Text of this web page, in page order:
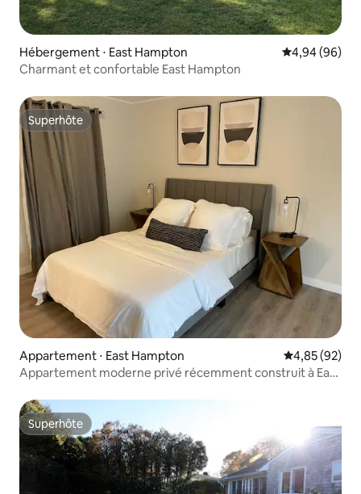
Hébergement ⋅ East Hampton Évaluation
4,94 (96)
Charmant et confortable East Hampton
Superhôte
Superhôte
Appartement ⋅ East Hampton Évaluation
4,85 (92)
Appartement moderne privé récemment construit à East
Superhôte
Superhôte